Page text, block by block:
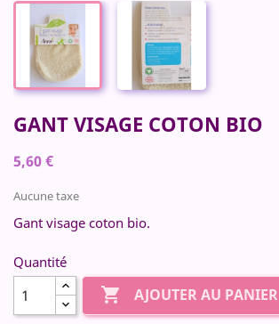
GANT VISAGE COTON BIO
5,60 €
Aucune taxe
Gant visage coton bio.
Quantité
 AJOUTER AU PANIER